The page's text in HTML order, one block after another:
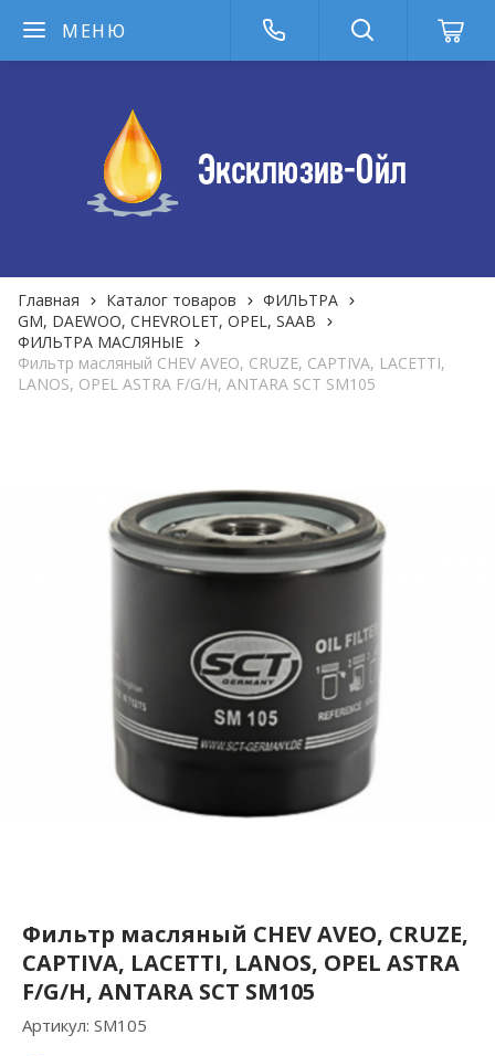
МЕНЮ
Главная Каталог товаров
ФИЛЬТРА
GM, DAEWOO, CHEVROLET, OPEL, SAAB
ФИЛЬТРА MАСЛЯНЫЕ
Фильтр масляный CHEV AVEO, CRUZE, CAPTIVA, LACETTI,
LANOS, OPEL ASTRA F/G/H, ANTARA SCT SM105
Фильтр масляный CHEV AVEO, CRUZE,
CAPTIVA, LACETTI, LANOS, OPEL ASTRA
F/G/H, ANTARA SCT SM105
Артикул: SM105